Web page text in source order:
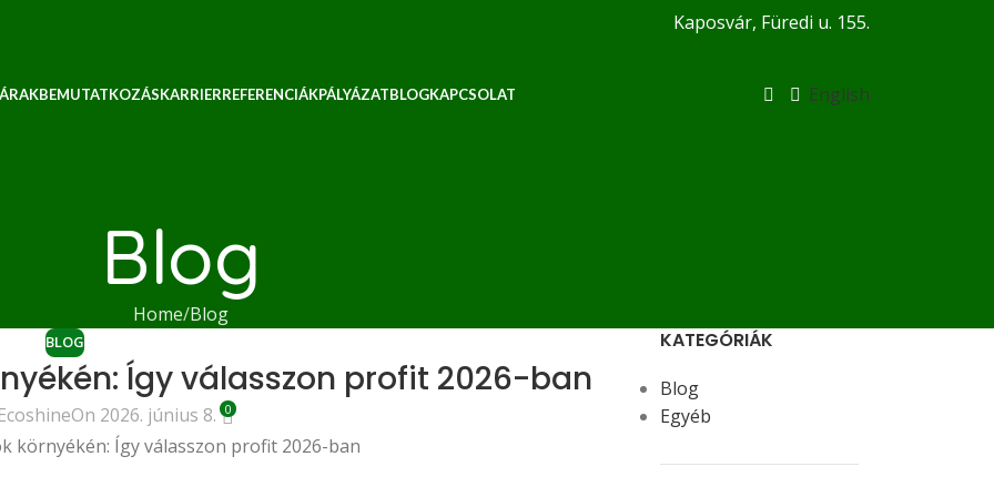
Kaposvár, Füredi u. 155.
BEMUTATKOZÁSKARRIERREFERENCIÁKPÁLYÁZATBLOGKAPCSOLAT English
Blog
Home Blog
BLOG
Így válasszon profit 2026-ban
On 2026. június 8. 0
KATEGÓRIÁK
Blog
Egyéb